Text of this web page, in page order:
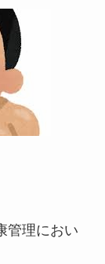
管理におい